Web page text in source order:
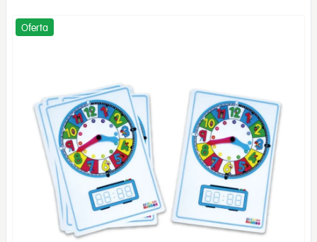
Oferta